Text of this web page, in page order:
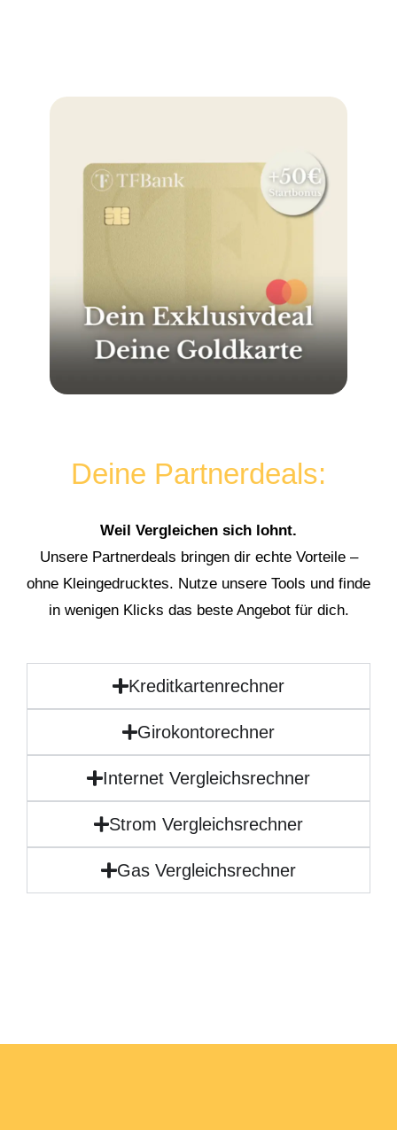
Deine Partnerdeals:
Weil Vergleichen sich lohnt.
Unsere Partnerdeals bringen dir echte Vorteile –
ohne Kleingedrucktes. Nutze unsere Tools und finde
in wenigen Klicks das beste Angebot für dich.
Kreditkartenrechner
Girokontorechner
Internet Vergleichsrechner
Strom Vergleichsrechner
Gas Vergleichsrechner